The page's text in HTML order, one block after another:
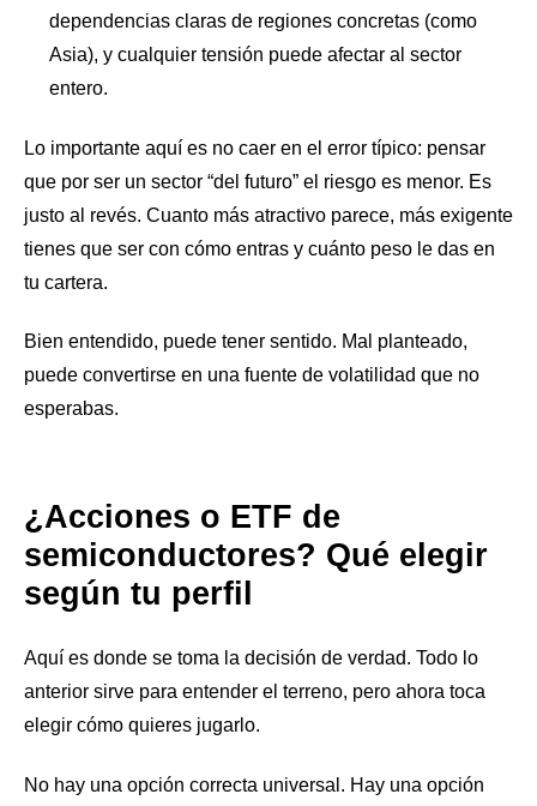
dependencias claras de regiones concretas (como
Asia), y cualquier tensión puede afectar al sector
entero.
Lo importante aquí es no caer en el error típico: pensar
que por ser un sector “del futuro” el riesgo es menor. Es
justo al revés. Cuanto más atractivo parece, más exigente
tienes que ser con cómo entras y cuánto peso le das en
tu cartera.
Bien entendido, puede tener sentido. Mal planteado,
puede convertirse en una fuente de volatilidad que no
esperabas.
¿Acciones o ETF de
semiconductores? Qué elegir
según tu perfil
Aquí es donde se toma la decisión de verdad. Todo lo
anterior sirve para entender el terreno, pero ahora toca
elegir cómo quieres jugarlo.
No hay una opción correcta universal. Hay una opción